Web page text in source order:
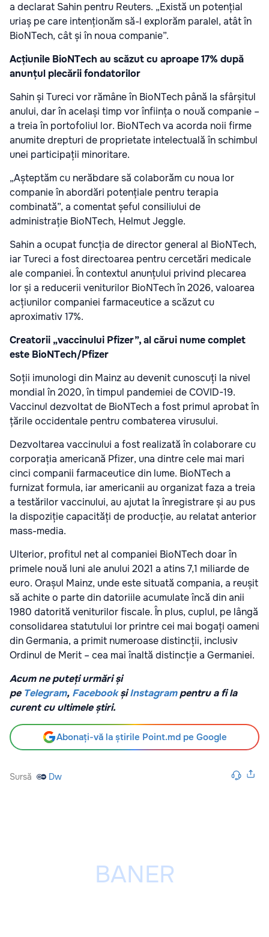
a declarat Sahin pentru Reuters. „Există un potențial
uriaș pe care intenționăm să-l explorăm paralel, atât în
BioNTech, cât și în noua companie”.
Acțiunile BioNTech au scăzut cu aproape 17% după
anunțul plecării fondatorilor
Sahin și Tureci vor rămâne în BioNTech până la sfârșitul
anului, dar în același timp vor înființa o nouă companie –
a treia în portofoliul lor. BioNTech va acorda noii firme
anumite drepturi de proprietate intelectuală în schimbul
unei participații minoritare.
„Așteptăm cu nerăbdare să colaborăm cu noua lor
companie în abordări potențiale pentru terapia
combinată”, a comentat șeful consiliului de
administrație BioNTech, Helmut Jeggle.
Sahin a ocupat funcția de director general al BioNTech,
iar Tureci a fost directoarea pentru cercetări medicale
ale companiei. În contextul anunțului privind plecarea
lor și a reducerii veniturilor BioNTech în 2026, valoarea
acțiunilor companiei farmaceutice a scăzut cu
aproximativ 17%.
Creatorii „vaccinului Pfizer”, al cărui nume complet
este BioNTech/Pfizer
Soții imunologi din Mainz au devenit cunoscuți la nivel
mondial în 2020, în timpul pandemiei de COVID-19.
Vaccinul dezvoltat de BioNTech a fost primul aprobat în
țările occidentale pentru combaterea virusului.
Dezvoltarea vaccinului a fost realizată în colaborare cu
corporația americană Pfizer, una dintre cele mai mari
cinci companii farmaceutice din lume. BioNTech a
furnizat formula, iar americanii au organizat faza a treia
a testărilor vaccinului, au ajutat la înregistrare și au pus
la dispoziție capacități de producție, au relatat anterior
mass-media.
Ulterior, profitul net al companiei BioNTech doar în
primele nouă luni ale anului 2021 a atins 7,1 miliarde de
euro. Orașul Mainz, unde este situată compania, a reușit
să achite o parte din datoriile acumulate încă din anii
1980 datorită veniturilor fiscale. În plus, cuplul, pe lângă
consolidarea statutului lor printre cei mai bogați oameni
din Germania, a primit numeroase distincții, inclusiv
Ordinul de Merit – cea mai înaltă distincție a Germaniei.
Acum ne puteți urmări și
pe Telegram, Facebook șiInstagrampentru a fi la
curent cu ultimele știri.
Abonați-vă la știrile Point.md pe Google
Sursă Dw